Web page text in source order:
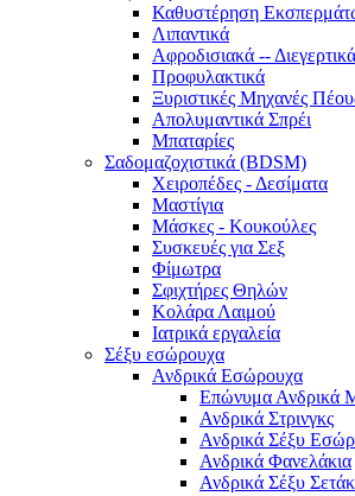
Καθυστέρηση
Λιπαντικά
Αφροδισιακά -- Διεγερτικά
Προφυλακτικά
Ξυριστικές Μηχανές
Απολυμαντικά Σπρέι
Μπαταρίες
Σαδομαζοχιστικά (BDSM)
Χειροπέδες - Δεσίματα
Μαστίγια
Μάσκες - Κουκούλες
Συσκευές για Σεξ
Φίμωτρα
Σφιχτήρες Θηλών
Κολάρα Λαιμού
Ιατρικά εργαλεία
Σέξυ εσώρουχα
Ανδρικά Εσώρουχα
Επώνυμα Ανδρικά
Ανδρικά Στρινγκς
Ανδρικά Σέξυ
Ανδρικά Φανελάκια
Ανδρικά Σέξυ